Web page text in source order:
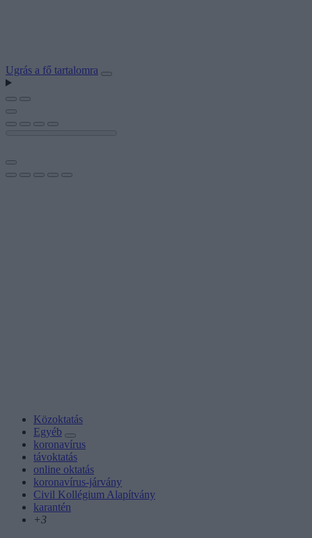
Ugrás a fő tartalomra
Közoktatás
Egyéb
koronavírus
távoktatás
online oktatás
koronavírus-járvány
Civil Kollégium Alapítvány
karantén
+3